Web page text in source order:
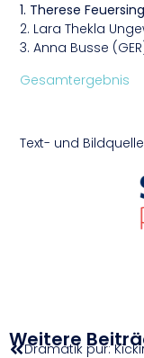
1. Therese
2. Lara Thekla
3. Anna Busse
Gesamtergebnis
Text- und
Weitere